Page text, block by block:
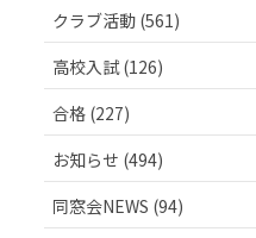
クラブ活動 (561)
高校入試 (126)
合格 (227)
お知らせ (494)
同窓会NEWS (94)